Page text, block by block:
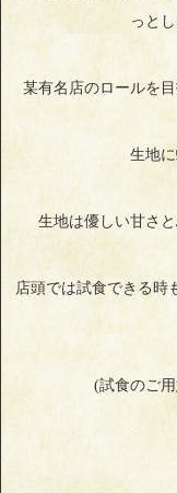
っと
某有名店のロールを
生地
生地は優しい甘さ
店頭では試食できる時
(試食のご